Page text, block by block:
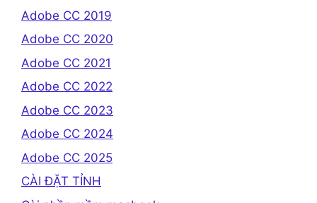
Adobe CC 2019
Adobe CC 2020
Adobe CC 2021
Adobe CC 2022
Adobe CC 2023
Adobe CC 2024
Adobe CC 2025
CÀI ĐẶT TỈNH